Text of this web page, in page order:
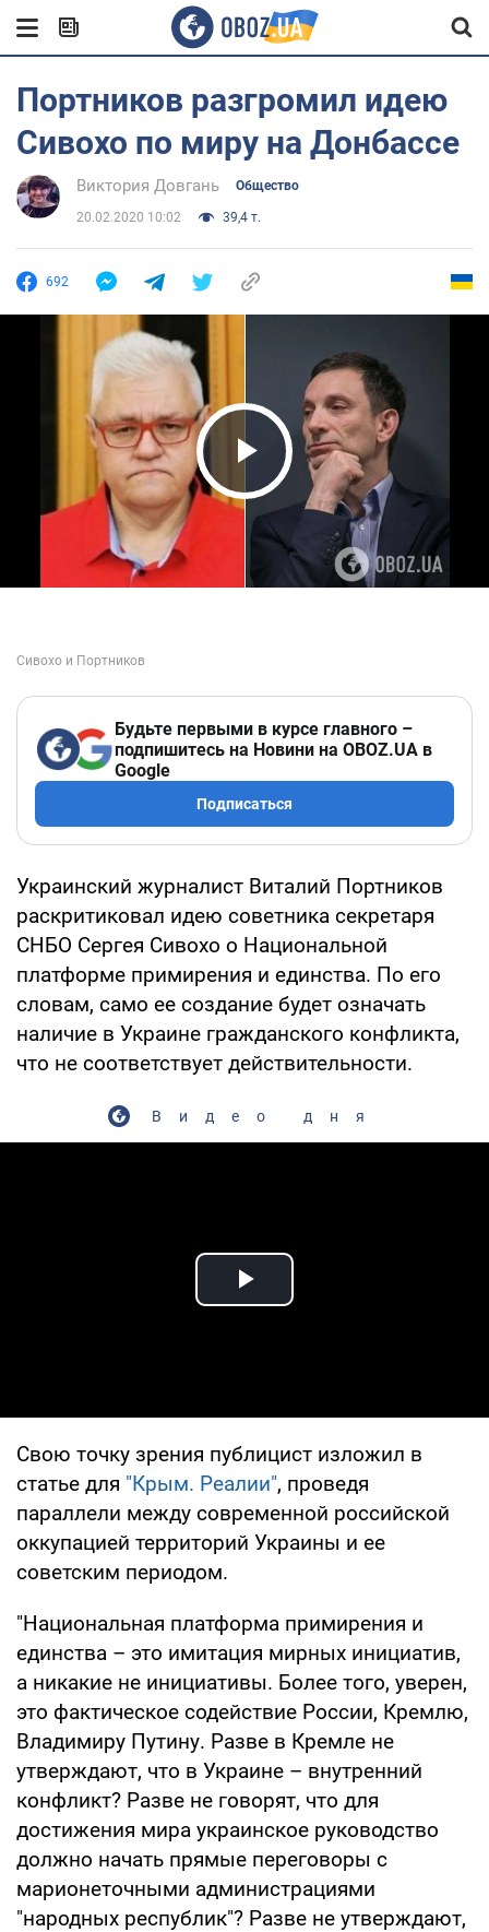
Портников разгромил идею
Сивохо по миру на Донбассе
Виктория Довгань Общество
20.02.2020 10:02 39,4 т.
692
Play Video
Будьте первыми в курсе главного –
подпишитесь на Новини на OBOZ.UA в
Google
Подписаться
Украинский журналист Виталий Портников
раскритиковал идею советника секретаря
СНБО Сергея Сивохо о Национальной
платформе примирения и единства. По его
словам, само ее создание будет означать
наличие в Украине гражданского конфликта,
что не соответствует действительности.
Видео дня
Play Video
Свою точку зрения публицист изложил в
статье для "Крым. Реалии", проведя
параллели между современной российской
оккупацией территорий Украины и ее
советским периодом.
"Национальная платформа примирения и
единства – это имитация мирных инициатив,
а никакие не инициативы. Более того, уверен,
это фактическое содействие России, Кремлю,
Владимиру Путину. Разве в Кремле не
утверждают, что в Украине – внутренний
конфликт? Разве не говорят, что для
достижения мира украинское руководство
должно начать прямые переговоры с
марионеточными администрациями
"народных республик"? Разве не утверждают,